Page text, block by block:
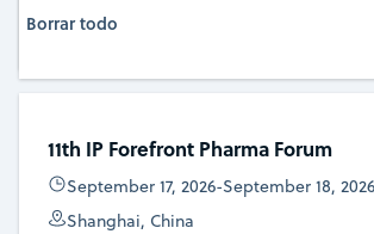
Borrar todo
11th IP Forefront Pharma Forum
September 17, 2026-September 18, 2026
Shanghai, China